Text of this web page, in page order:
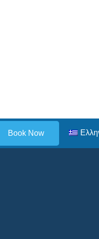
Book Now